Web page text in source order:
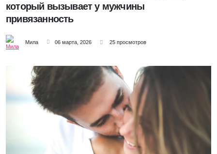
который вызывает у мужчины
привязанность
Мила 06 марта, 2026 25 просмотров